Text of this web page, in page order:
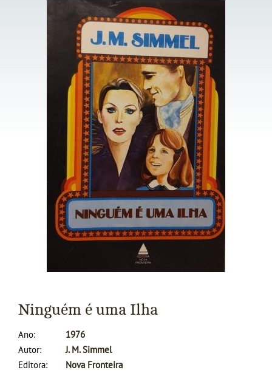
Ninguém é uma Ilha
Ano
1976
Autor
J. M. Simmel
Editora
Nova Fronteira